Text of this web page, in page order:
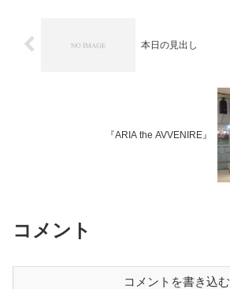
本日の見出し
『ARIA the AVVENIRE』
コメント
コメントを書き込む